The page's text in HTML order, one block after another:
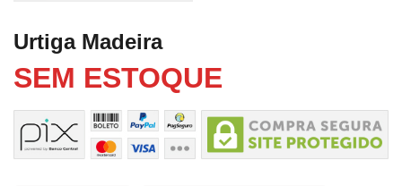
Urtiga Madeira
SEM ESTOQUE